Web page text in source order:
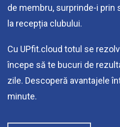
de membru, surprinde-i prin
la recepția clubului.
Cu UPfit.cloud totul se
începe să te bucuri de
zile. Descoperă avantajele
minute.